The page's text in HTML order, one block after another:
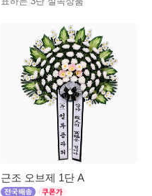
근조 오브제 1단 A